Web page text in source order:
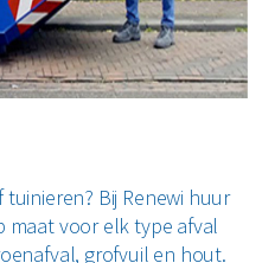
Bij Renewi huur
maat voor elk type afval
grofvuil en hout.